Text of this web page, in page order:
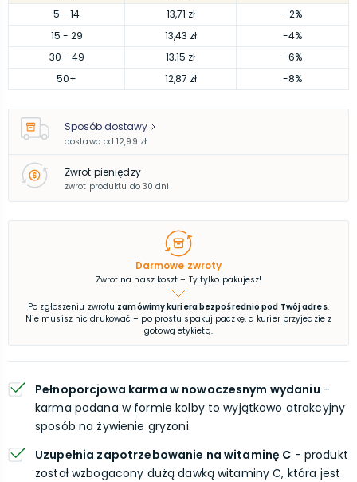
5 - 14 13,71 zł
-2%
15 - 29 13,43 zł
-4%
30 - 49 13,15 zł
-6%
50+ 12,87 zł -8%
Sposób dostawy
dostawa od 12,99 zł
Zwrot pieniędzy
zwrot produktu do 30 dni
Darmowe zwroty
Zwrot na nasz koszt – Ty tylko pakujesz!
Po zgłoszeniu zwrotu zamówimy kuriera bezpośrednio pod Twój adres.
Nie musisz nic drukować – po prostu spakuj paczkę, a kurier przyjedzie z
gotową etykietą.
Pełnoporcjowa karma w nowoczesnym wydaniu -
karma podana w formie kolby to wyjątkowo atrakcyjny
sposób na żywienie gryzoni.
Uzupełnia zapotrzebowanie na witaminę C - produkt
został wzbogacony dużą dawką witaminy C, która jest